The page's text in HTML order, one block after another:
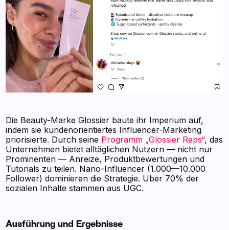
Die Beauty-Marke Glossier baute ihr Imperium auf,
indem sie kundenorientiertes Influencer-Marketing
priorisierte. Durch seine Programm „Glossier Reps“, das
Unternehmen bietet alltäglichen Nutzern — nicht nur
Prominenten — Anreize, Produktbewertungen und
Tutorials zu teilen. Nano-Influencer (1.000—10.000
Follower) dominieren die Strategie. Über 70% der
sozialen Inhalte stammen aus UGC.
Ausführung und Ergebnisse